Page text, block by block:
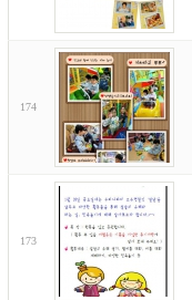
174
173